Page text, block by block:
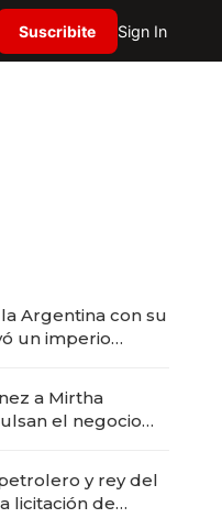
Suscribite Sign In
Argentina con su
un imperio
a Mirtha
el negocio
y rey del
licitación de